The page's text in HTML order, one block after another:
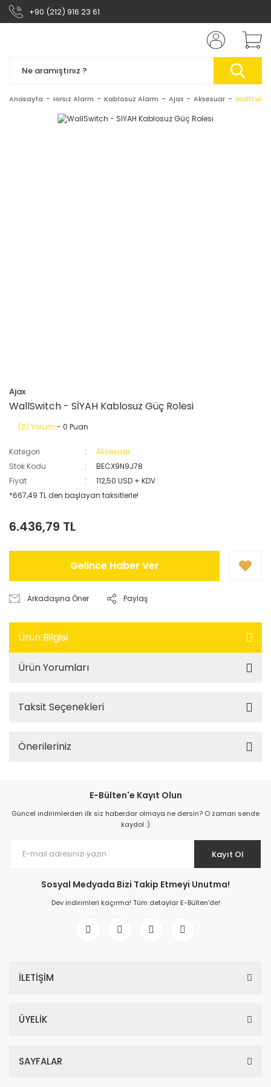
+90 (212) 916 23 61
Anasayfa Hırsız Alarm Kablosuz Alarm Ajax Aksesuar
Ajax
WallSwitch - SİYAH Kablosuz Güç Rolesi
(0) Yorum - 0 Puan
Kategori
Aksesuar
Stok Kodu
BECX9N9J78
Fiyat
112,50 USD + KDV
*667,49 TL den başlayan taksitlerle!
6.436,79 TL
Gelince Haber Ver
Arkadaşına Öner Paylaş
Ürün Bilgisi
Ürün Yorumları
Taksit Seçenekleri
Önerileriniz
E-Bülten'e Kayıt Olun
Güncel indirimlerden ilk siz haberdar olmaya ne dersin? O zaman sende
kaydol :)
Kayıt Ol
Sosyal Medyada Bizi Takip Etmeyi Unutma!
Dev indirimleri kaçırma! Tüm detaylar E-Bülten'de!
İLETİŞİM
ÜYELİK
SAYFALAR